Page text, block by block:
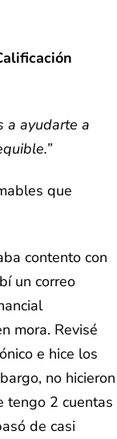
a ayudarte a
que
contento con
un correo
mora. Revisé
e hice los
no hicieron
tengo 2 cuentas
de casi